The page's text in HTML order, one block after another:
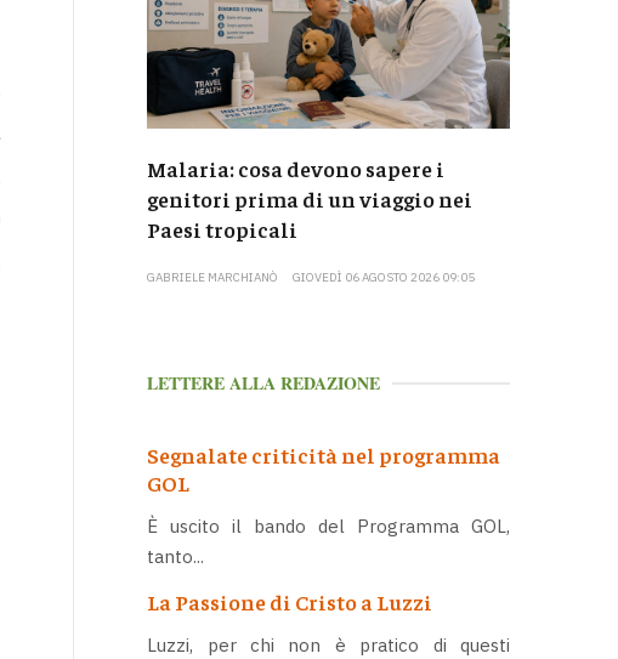
Malaria: cosa devono sapere i
genitori prima di un viaggio nei
Paesi tropicali
GABRIELE MARCHIANÒ GIOVEDÌ 06 AGOSTO 2026 09:05
LETTERE ALLA REDAZIONE
Segnalate criticità nel programma
GOL
È uscito il bando del Programma GOL,
tanto...
La Passione di Cristo a Luzzi
Luzzi, per chi non è pratico di questi